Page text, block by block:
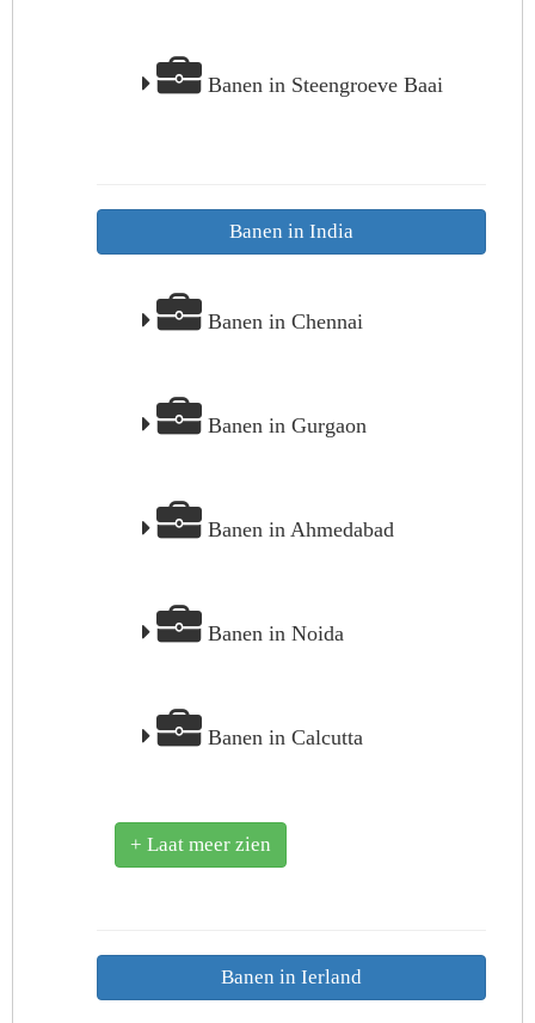
Banen in Steengroeve Baai
Banen in India
Banen in Chennai
Banen in Gurgaon
Banen in Ahmedabad
Banen in Noida
Banen in Calcutta
+ Laat meer zien
Banen in Ierland